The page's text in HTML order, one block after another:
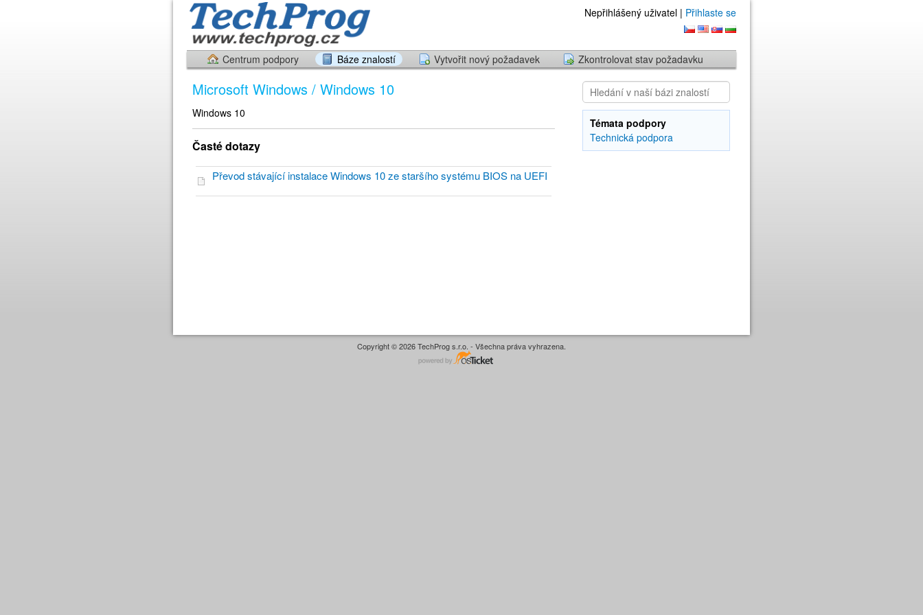
Nepřihlášený uživatel | Přihlaste se
Centrum podpory Báze znalostí Vytvořit nový požadavek Zkontrolovat stav požadavku
Microsoft Windows / Windows 10
Windows 10
Časté dotazy
Převod stávající instalace Windows 10 ze staršího systému BIOS na UEFI
Témata podpory
Technická podpora
Copyright © 2026 TechProg s.r.o. - Všechna práva vyhrazena.